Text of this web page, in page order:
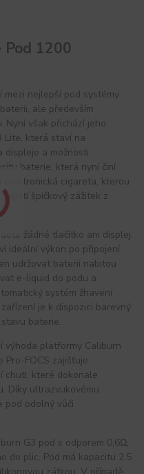
1200
nejlepší pod systémy
ale především
Nyní však přichází jeho
Lite, která staví na
displeje a možnosti
baterie, která nyní činí
elektronická cigareta, kterou
špičkový zážitek z
žádné tlačítko ani displej.
ideální výkon po připojení
udržovat baterii nabitou
e-liquid do podu a
systém žhavení
je k dispozici barevný
baterie.
výhoda platformy Caliburn
Pro-FOCS zajišťuje
chuti, které dokonale
Díky ultrazvukovému
pod odolný vůči
G3 pod s odporem 0,6Ω,
do plic. Pod má kapacitu 2,5